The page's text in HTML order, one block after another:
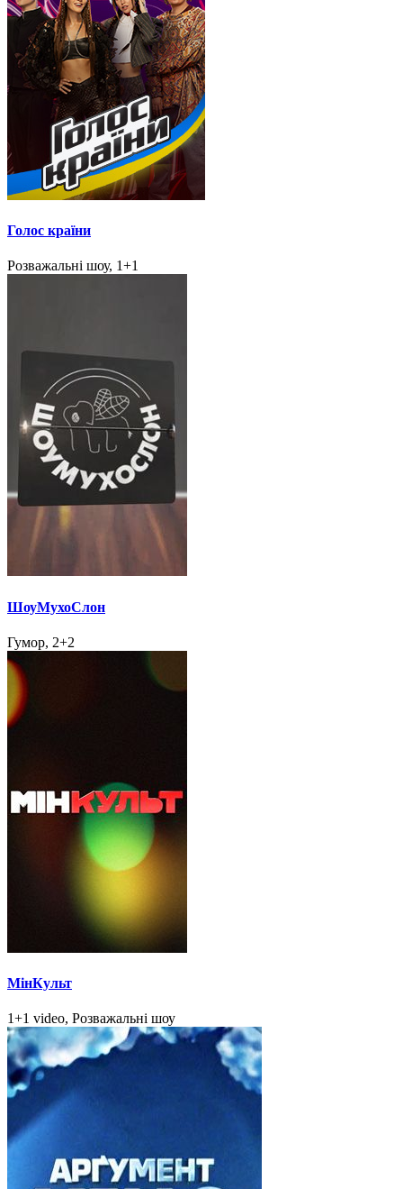
Голос країни
Розважальні шоу, 1+1
ШоуМухоСлон
Гумор, 2+2
МінКульт
1+1 video, Розважальні шоу